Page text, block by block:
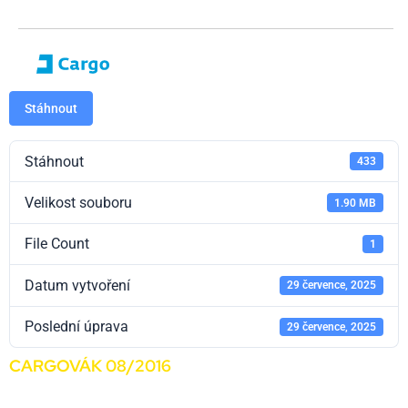
Stáhnout
Stáhnout 433
Velikost souboru 1.90 MB
File Count 1
Datum vytvoření 29 července, 2025
Poslední úprava 29 července, 2025
CARGOVÁK 08/2016